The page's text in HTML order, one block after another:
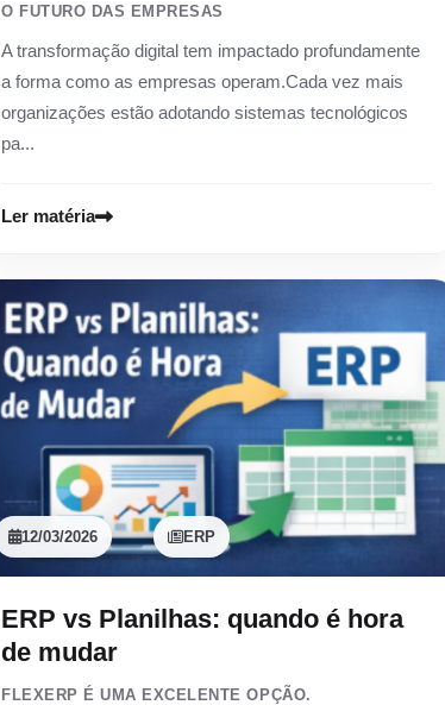
O FUTURO DAS EMPRESAS
A transformação digital tem impactado profundamente
a forma como as empresas operam.Cada vez mais
organizações estão adotando sistemas tecnológicos
pa...
Ler matéria
12/03/2026 ERP
ERP vs Planilhas: quando é hora
de mudar
FLEXERP É UMA EXCELENTE OPÇÃO.